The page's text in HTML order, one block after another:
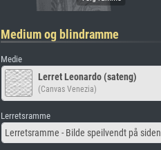
Medium og blindramme
Medie
Lerret Leonardo (sateng)
(Canvas Venezia)
Lerretsramme
Lerretsramme - Bilde speilvendt på siden